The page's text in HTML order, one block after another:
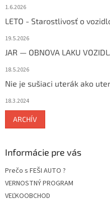
1.6.2026
LETO - Starostlivosť o
19.5.2026
JAR — OBNOVA LAKU
18.5.2026
Nie je sušiaci uterák ako
18.3.2024
ARCHÍV
Informácie pre vás
Prečo s FEŠI AUTO ?
VERNOSTNÝ PROGRAM
VEĽKOOBCHOD